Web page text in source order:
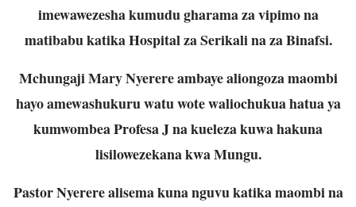
imewawezesha kumudu gharama za vipimo na
matibabu katika Hospital za Serikali na za Binafsi.
Mchungaji Mary Nyerere ambaye aliongoza maombi
hayo amewashukuru watu wote waliochukua hatua ya
kumwombea Profesa J na kueleza kuwa hakuna
lisilowezekana kwa Mungu.
Pastor Nyerere alisema kuna nguvu katika maombi na